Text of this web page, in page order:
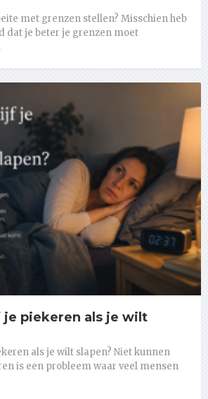
met grenzen stellen? Misschien heb
dat je beter je grenzen moet
je piekeren als je wilt
als je wilt slapen? Niet kunnen
is een probleem waar veel mensen